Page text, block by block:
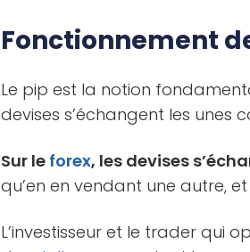
Fonctionnement
Le pip est la notion
devises s’échangent les unes
Sur le forex, les devises
qu’en en vendant une autre,
L’investisseur et le trader qui